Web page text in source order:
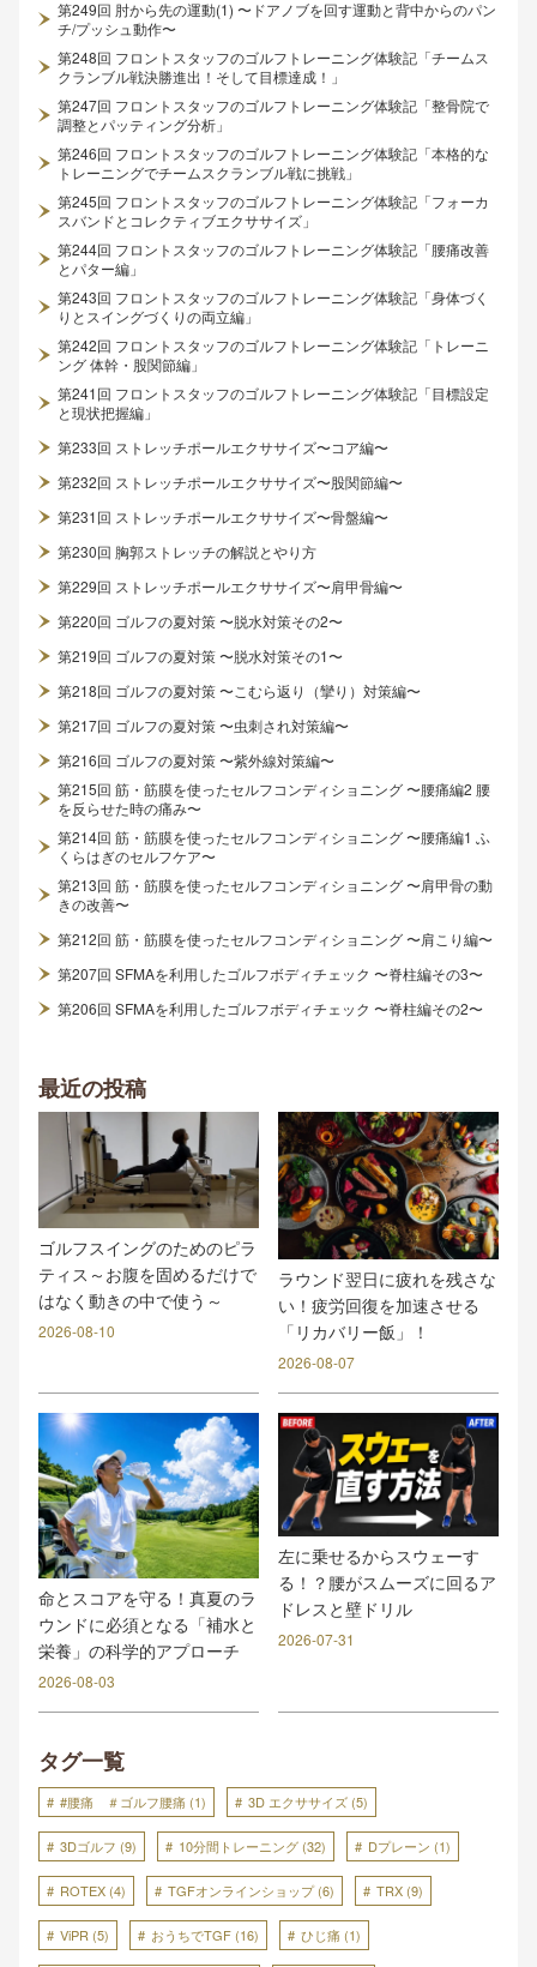
第249回 肘から先の運動(1) 〜ドアノブを回す運動と背中からのパン
チ/プッシュ動作〜
第248回 フロントスタッフのゴルフトレーニング体験記「チームス
クランブル戦決勝進出！そして目標達成！」
第247回 フロントスタッフのゴルフトレーニング体験記「整骨院で
調整とパッティング分析」
第246回 フロントスタッフのゴルフトレーニング体験記「本格的な
トレーニングでチームスクランブル戦に挑戦」
第245回 フロントスタッフのゴルフトレーニング体験記「フォーカ
スバンドとコレクティブエクササイズ」
第244回 フロントスタッフのゴルフトレーニング体験記「腰痛改善
とパター編」
第243回 フロントスタッフのゴルフトレーニング体験記「身体づく
りとスイングづくりの両立編」
第242回 フロントスタッフのゴルフトレーニング体験記「トレーニ
ング 体幹・股関節編」
第241回 フロントスタッフのゴルフトレーニング体験記「目標設定
と現状把握編」
第233回 ストレッチポールエクササイズ〜コア編〜
第232回 ストレッチポールエクササイズ〜股関節編〜
第231回 ストレッチポールエクササイズ〜骨盤編〜
第230回 胸郭ストレッチの解説とやり方
第229回 ストレッチポールエクササイズ〜肩甲骨編〜
第220回 ゴルフの夏対策 〜脱水対策その2〜
第219回 ゴルフの夏対策 〜脱水対策その1〜
第218回 ゴルフの夏対策 〜こむら返り（攣り）対策編〜
第217回 ゴルフの夏対策 〜虫刺され対策編〜
第216回 ゴルフの夏対策 〜紫外線対策編〜
第215回 筋・筋膜を使ったセルフコンディショニング 〜腰痛編2 腰
を反らせた時の痛み〜
第214回 筋・筋膜を使ったセルフコンディショニング 〜腰痛編1 ふ
くらはぎのセルフケア〜
第213回 筋・筋膜を使ったセルフコンディショニング 〜肩甲骨の動
きの改善〜
第212回 筋・筋膜を使ったセルフコンディショニング 〜肩こり編〜
第207回 SFMAを利用したゴルフボディチェック 〜脊柱編その3〜
第206回 SFMAを利用したゴルフボディチェック 〜脊柱編その2〜
最近の投稿
ゴルフスイングのためのピラ
ティス～お腹を固めるだけで
はなく動きの中で使う～
2026-08-10
ラウンド翌日に疲れを残さな
い！疲労回復を加速させる
「リカバリー飯」！
2026-08-07
命とスコアを守る！真夏のラ
ウンドに必須となる「補水と
栄養」の科学的アプローチ
2026-08-03
左に乗せるからスウェーす
る！？腰がスムーズに回るア
ドレスと壁ドリル
2026-07-31
タグ一覧
#腰痛 ＃ゴルフ腰痛 (1) 3D エクササイズ (5)
3Dゴルフ (9) 10分間トレーニング (32) Dプレーン (1)
ROTEX (4) TGFオンラインショップ(6) TRX (9)
ViPR (5) おうちでTGF (16) ひじ痛 (1)